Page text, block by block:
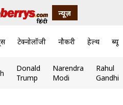
न्यूज़
टेक्नोलॉजी नौकरी हेल्थ
Donald
Trump
Narendra
Modi
Rahul
Gandhi